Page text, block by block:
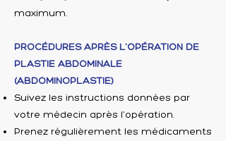
maximum.
PROCÉDURES APRÈS L'OPÉRATION DE
PLASTIE ABDOMINALE
(ABDOMINOPLASTIE)
Suivez les instructions données par
votre médecin après l'opération.
Prenez régulièrement les médicaments